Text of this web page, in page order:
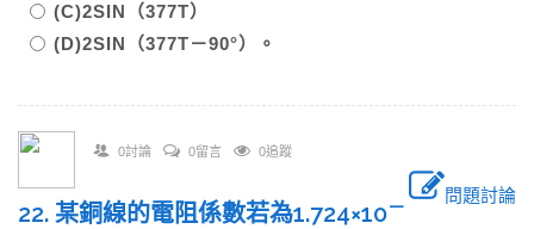
(C)2SIN（377T）
(D)2SIN（377T－90°）。
0討論 0留言 0追蹤
問題討論
22. 某銅線的電阻係數若為1.724×10－